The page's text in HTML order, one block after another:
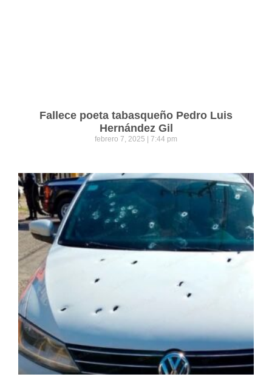
Fallece poeta tabasqueño Pedro Luis
Hernández Gil
febrero 7, 2025 7:44 pm